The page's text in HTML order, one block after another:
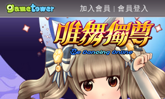
加入會員 | 會員登入